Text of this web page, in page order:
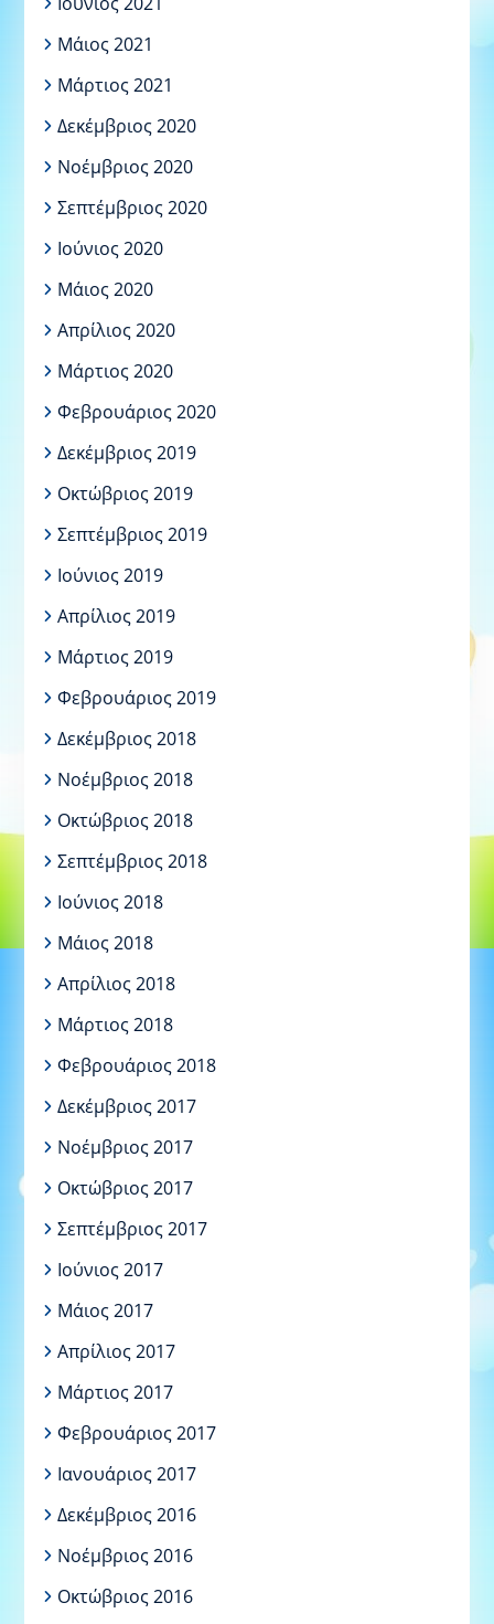
Μάιος 2021
Μάρτιος 2021
Δεκέμβριος 2020
Νοέμβριος 2020
Σεπτέμβριος 2020
Ιούνιος 2020
Μάιος 2020
Απρίλιος 2020
Μάρτιος 2020
Φεβρουάριος 2020
Δεκέμβριος 2019
Οκτώβριος 2019
Σεπτέμβριος 2019
Ιούνιος 2019
Απρίλιος 2019
Μάρτιος 2019
Φεβρουάριος 2019
Δεκέμβριος 2018
Νοέμβριος 2018
Οκτώβριος 2018
Σεπτέμβριος 2018
Ιούνιος 2018
Μάιος 2018
Απρίλιος 2018
Μάρτιος 2018
Φεβρουάριος 2018
Δεκέμβριος 2017
Νοέμβριος 2017
Οκτώβριος 2017
Σεπτέμβριος 2017
Ιούνιος 2017
Μάιος 2017
Απρίλιος 2017
Μάρτιος 2017
Φεβρουάριος 2017
Ιανουάριος 2017
Δεκέμβριος 2016
Νοέμβριος 2016
Οκτώβριος 2016